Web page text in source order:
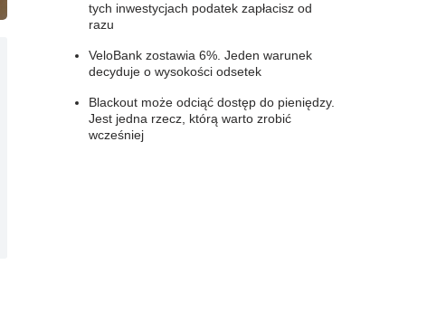
tych inwestycjach podatek zapłacisz od
razu
VeloBank zostawia 6%. Jeden warunek
decyduje o wysokości odsetek
Blackout może odciąć dostęp do pieniędzy.
Jest jedna rzecz, którą warto zrobić
wcześniej